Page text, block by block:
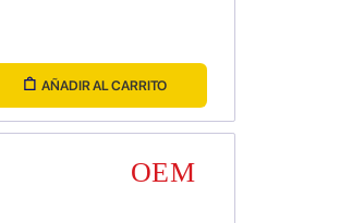
AÑADIR AL CARRITO